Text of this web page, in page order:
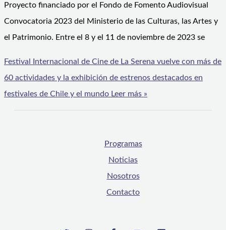
Proyecto financiado por el Fondo de Fomento Audiovisual
Convocatoria 2023 del Ministerio de las Culturas, las Artes y
el Patrimonio. Entre el 8 y el 11 de noviembre de 2023 se
Festival Internacional de Cine de La Serena vuelve con más de
60 actividades y la exhibición de estrenos destacados en
festivales de Chile y el mundo Leer más »
Programas
Noticias
Nosotros
Contacto